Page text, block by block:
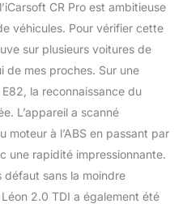
Kia, Daewoo,
US Ford, Sprinter,
Mini, VW, Seat,
Volvo, Porsche,
EU US Ford,
AUS Ford,
Subara. u,
Dacia,
Fiat, GM,
Mercedes-
Citroen, Jaguar,
Audi, Opel,
CR Pro est ambitieuse
véhicules. Pour vérifier cette
sur plusieurs voitures de
de mes proches. Sur une
la reconnaissance du
L’appareil a scanné
moteur à l’ABS en passant par
une rapidité impressionnante.
défaut sans la moindre
2.0 TDI a également été